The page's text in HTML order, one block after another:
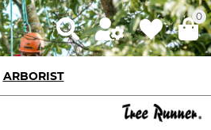
0
ARBORIST